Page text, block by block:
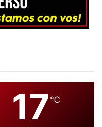
17 ℃